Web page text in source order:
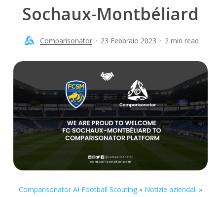
Sochaux-Montbéliard
Comparisonator 23 Febbraio 2023 2 min read
Comparisonator AI Football Scouting» Notizie aziendali »